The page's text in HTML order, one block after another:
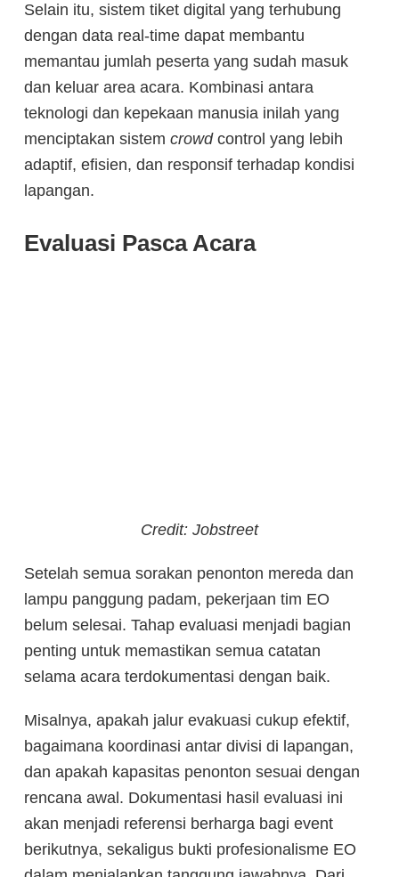
Selain itu, sistem tiket digital yang terhubung
dengan data real-time dapat membantu
memantau jumlah peserta yang sudah masuk
dan keluar area acara. Kombinasi antara
teknologi dan kepekaan manusia inilah yang
menciptakan sistem crowdcontrol yang lebih
adaptif, efisien, dan responsif terhadap kondisi
lapangan.
Evaluasi Pasca Acara
Credit: Jobstreet
Setelah semua sorakan penonton mereda dan
lampu panggung padam, pekerjaan tim EO
belum selesai. Tahap evaluasi menjadi bagian
penting untuk memastikan semua catatan
selama acara terdokumentasi dengan baik.
Misalnya, apakah jalur evakuasi cukup efektif,
bagaimana koordinasi antar divisi di lapangan,
dan apakah kapasitas penonton sesuai dengan
rencana awal. Dokumentasi hasil evaluasi ini
akan menjadi referensi berharga bagi event
berikutnya, sekaligus bukti profesionalisme EO